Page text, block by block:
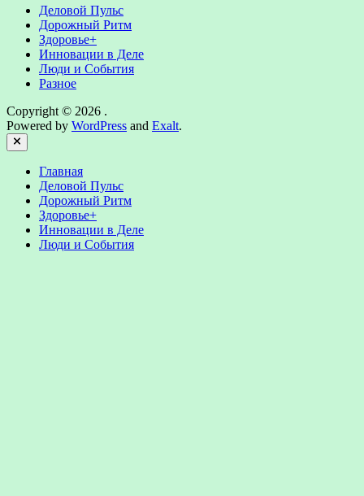
Деловой Пульс
Дорожный Ритм
Здоровье+
Инновации в Деле
Люди и События
Разное
Copyright © 2026 .
Powered by WordPress and Exalt.
Close
Главная
Деловой Пульс
Дорожный Ритм
Здоровье+
Инновации в Деле
Люди и События